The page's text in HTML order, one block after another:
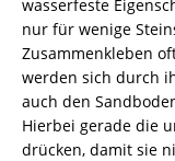
wasserfeste
nur für wenige
Zusammenkleben
werden sich durch
auch den
Hierbei gerade die
drücken, damit sie